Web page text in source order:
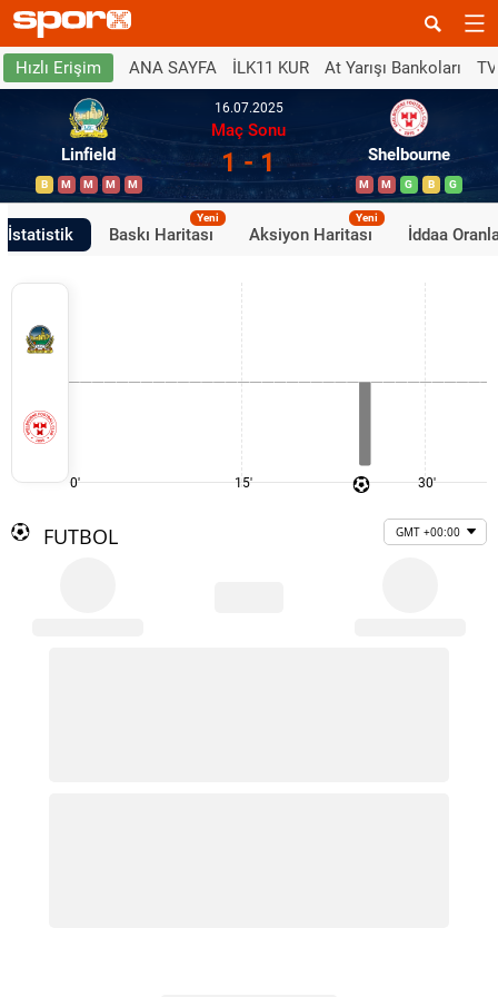
Hızlı Erişim ANA SAYFA İLK11 KUR At Yarışı Bankoları
Linfield
B M M M M
16.07.2025
Maç Sonu
1 - 1 Shelbourne
M M G B G
İstatistik Baskı Haritası
Yeni
Aksiyon Haritası
Yeni
İddaa
0' 15' 30'
FUTBOL GMT +00:00